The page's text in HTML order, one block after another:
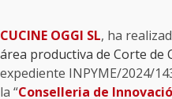
CUCINE OGGI SL, ha
área productiva de Corte de
expediente INPYME/2024/
la “Conselleria de